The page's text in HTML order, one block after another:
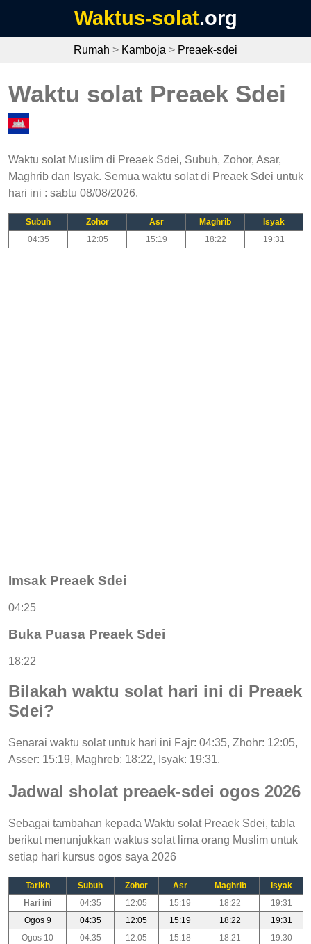
Waktus-solat.org
Rumah > Kamboja > Preaek-sdei
Waktu solat Preaek Sdei
Waktu solat Muslim di Preaek Sdei, Subuh, Zohor, Asar,
Maghrib dan Isyak. Semua waktu solat di Preaek Sdei untuk
hari ini : sabtu 08/08/2026.
Subuh Zohor Asr Maghrib
Isyak
04:35
12:05 15:19 18:22 19:31
Imsak Preaek Sdei
04:25
Buka Puasa Preaek Sdei
18:22
Bilakah waktu solat hari ini di Preaek
Sdei?
Senarai waktu solat untuk hari ini Fajr: 04:35, Zhohr: 12:05,
Asser: 15:19, Maghreb: 18:22, Isyak: 19:31.
Jadwal sholat preaek-sdei ogos 2026
Sebagai tambahan kepada Waktu solat Preaek Sdei, tabla
berikut menunjukkan waktus solat lima orang Muslim untuk
setiap hari kursus ogos saya 2026
Tarikh Subuh Zohor Asr Maghrib
Isyak
Hari ini
04:35 12:05 15:19 18:22
19:31
Ogos 9
04:35 12:05 15:19 18:22
19:31
Ogos 10
04:35 12:05 15:18 18:21
19:30